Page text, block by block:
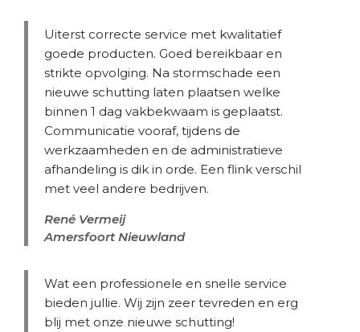
Uiterst correcte service met kwalitatief
goede producten. Goed bereikbaar en
strikte opvolging. Na stormschade een
nieuwe schutting laten plaatsen welke
binnen 1 dag vakbekwaam is geplaatst.
Communicatie vooraf, tijdens de
werkzaamheden en de administratieve
afhandeling is dik in orde. Een flink verschil
met veel andere bedrijven.
René Vermeij
Amersfoort Nieuwland
Wat een professionele en snelle service
bieden jullie. Wij zijn zeer tevreden en erg
blij met onze nieuwe schutting!